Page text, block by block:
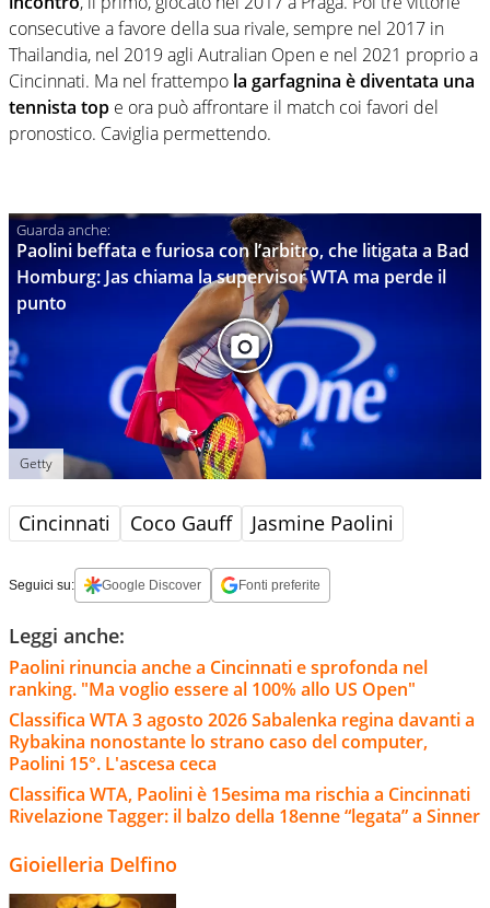
consecutive a favore della sua rivale, sempre nel 2017 in
Thailandia, nel 2019 agli Autralian Open e nel 2021 proprio a
Cincinnati. Ma nel frattempo la garfagnina è diventata una
tennista top e ora può affrontare il match coi favori del
pronostico. Caviglia permettendo.
Paolini beffata e furiosa con l’arbitro, che litigata a Bad
Homburg: Jas chiama la supervisor WTA ma perde il
punto
Getty
Cincinnati Coco Gauff Jasmine Paolini
Seguici su: Google Discover Fonti preferite
Leggi anche:
Paolini rinuncia anche a Cincinnati e sprofonda nel
ranking. "Ma voglio essere al 100% allo US Open"
Classifica WTA 3 agosto 2026 Sabalenka regina davanti a
Rybakina nonostante lo strano caso del computer,
Paolini 15°. L'ascesa ceca
Classifica WTA, Paolini è 15esima ma rischia a Cincinnati
Rivelazione Tagger: il balzo della 18enne “legata” a Sinner
Gioielleria Delfino